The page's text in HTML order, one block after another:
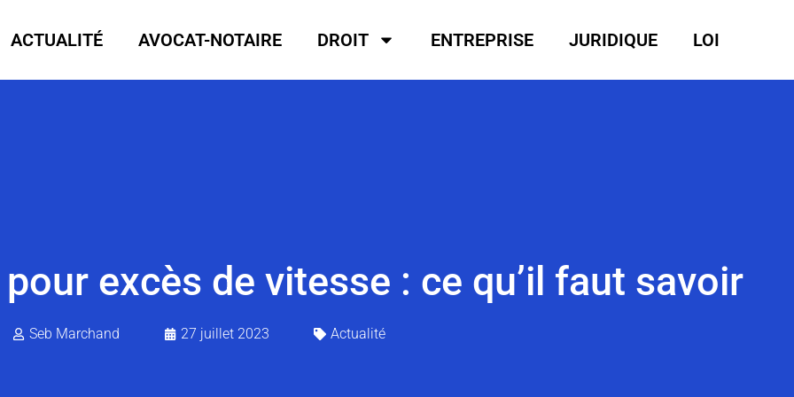
ACTUALITÉ AVOCAT-NOTAIRE DROIT ENTREPRISE JURIDIQUE LOI
excès de vitesse : ce qu’il faut savoir
Seb Marchand 27 juillet 2023 Actualité